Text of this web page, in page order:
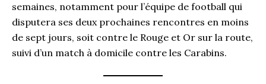
semaines, notamment pour l’équipe de football qui
disputera ses deux prochaines rencontres en moins
de sept jours, soit contre le Rouge et Or sur la route,
suivi d’un match à domicile contre les Carabins.